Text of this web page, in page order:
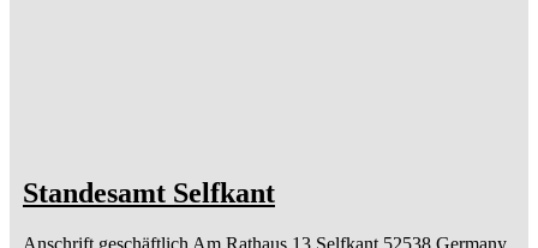
Standesamt Selfkant
Anschrift geschäftlich Am Rathaus 13 Selfkant 52538 Germany